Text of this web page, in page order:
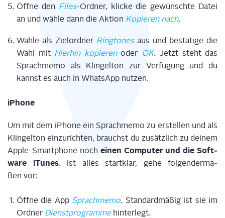
Öff­ne den Files-Ord­ner, kli­cke die gewünsch­te Datei
an und wäh­le dann die Akti­on Kopie­ren nach.
Wäh­le als Ziel­ord­ner Ring­to­nesaus und bestä­ti­ge die
Wahl mit Hier­hin kopie­renoder OK. Jetzt steht das
Sprach­me­mo als Klin­gel­ton zur Ver­fü­gung und du
kannst es auch in Whats­App nutzen.
iPho­ne
Um mit dem iPho­ne ein Sprach­me­mo zu erstel­len und als
Klin­gel­ton ein­zu­rich­ten, brauchst du zusätz­lich zu dei­nem
Apple-Smart­phone noch einen Com­pu­ter und die Soft­
ware iTu­nes. Ist alles start­klar, gehe fol­gen­der­ma­
ßen vor:
Öff­ne die App Sprach­me­mo. Stan­dard­mä­ßig ist sie im
Ord­ner Dienst­pro­gram­mehinterlegt.